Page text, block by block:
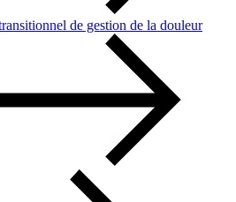
de gestion de la douleur